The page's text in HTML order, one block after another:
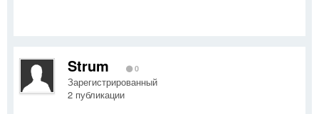
Strum 0
Зарегистрированный
2 публикации